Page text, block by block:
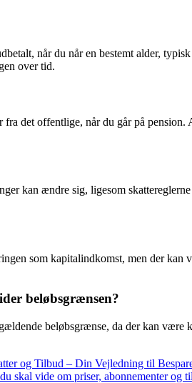
når du når en bestemt alder,
over tid.
det offentlige, når du går på
kan ændre sig, ligesom
som kapitalindkomst, men der kan
beløbsgrænsen?
beløbsgrænse, da der kan være
og Tilbud – Din Vejledning til
skal vide om priser, abonnementer og